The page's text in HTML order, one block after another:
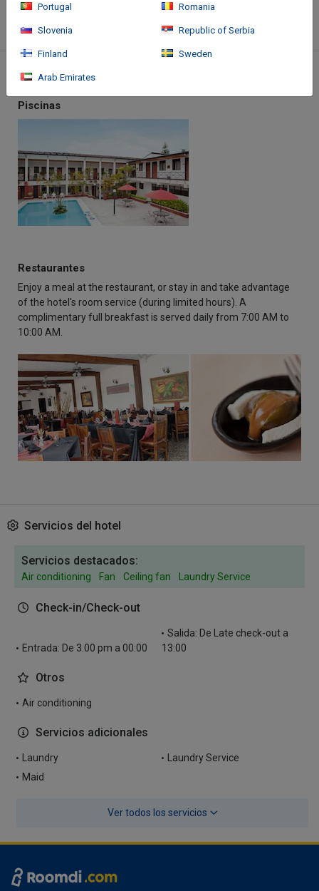
Más
Instalaciones
Piscinas
Restaurantes
Enjoy a meal at the restaurant, or stay in and take advantage
of the hotel's room service (during limited hours). A
complimentary full breakfast is served daily from 7:00 AM to
10:00 AM.
Servicios del hotel
Servicios destacados:
Air conditioning Fan Ceiling fan Laundry Service
Check-in/Check-out
Entrada: De 3.00 pm a 00:00
Salida: De Late check-out a
13:00
Otros
Air conditioning
Servicios adicionales
Laundry
Laundry Service
Maid
Ver todos los servicios
Portugal Romania
Slovenia Republic of Serbia
Finland Sweden
Arab Emirates